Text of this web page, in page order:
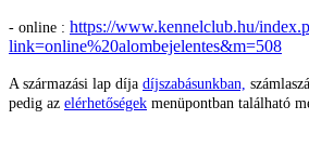
- online : https://www.kennelclub.hu/
link=online%20alombejelentes&m=508
A származási lap díja díjszabásunkban,
pedig az elérhetőségek menüpontban található